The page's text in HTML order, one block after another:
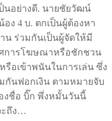
นอย่างดี. นายชัยวัฒน์
ง 4 บ. ตกเป็นผู้ต้องหา
น ร่วมกันเป็นผู้จัดให้มี
การโฆษณาหรือชักชวน
รือเข้าพนันในการเล่น ซึ่ง
กันฟอกเงิน ตามหมายจับ
งชื่อ บิ๊ก พึ่งหมั้นวันนี้
ะถึง…